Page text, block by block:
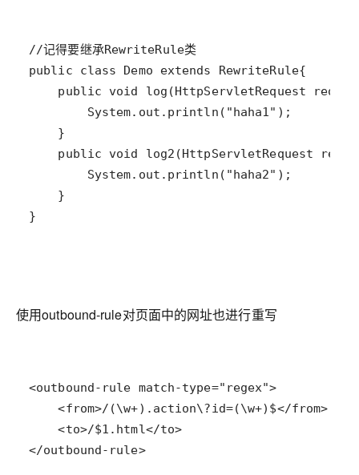
}
使用outbound-rule对页面中的网址也进行重写
</outbound-rule>